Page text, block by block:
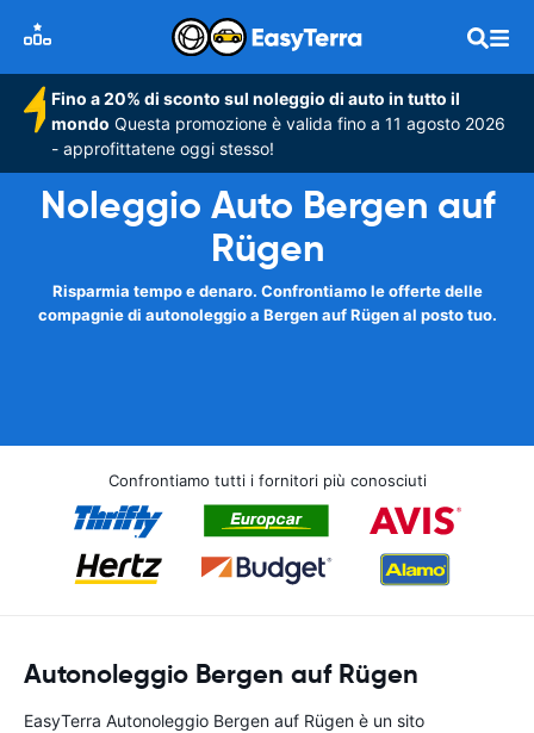
Fino a 20% di sconto sul noleggio di auto in tutto il
mondo Questa promozione è valida fino a 11 agosto 2026
- approfittatene oggi stesso!
Noleggio Auto Bergen auf
Rügen
Risparmia tempo e denaro. Confrontiamo le offerte delle
compagnie di autonoleggio a Bergen auf Rügen al posto tuo.
Confrontiamo tutti i fornitori più conosciuti
Autonoleggio Bergen auf Rügen
EasyTerra Autonoleggio Bergen auf Rügen è un sito